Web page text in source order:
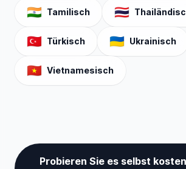
🇮🇳 Tamilisch 🇹🇭
🇹🇷 Türkisch 🇺🇦 Ukrainisch
🇻🇳 Vietnamesisch
Probieren Sie es selbst